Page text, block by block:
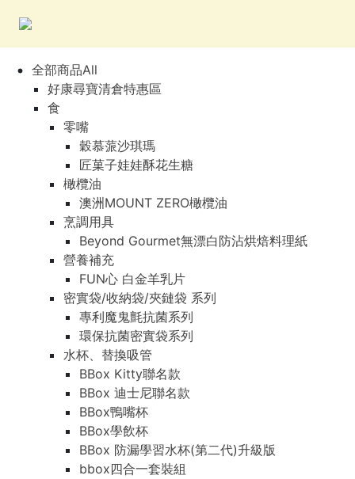
全部商品All
好康尋寶清倉特惠區
食
零嘴
穀慕蒎沙琪瑪
匠菓子娃娃酥花生糖
橄欖油
澳洲MOUNT ZERO橄欖油
烹調用具
Beyond Gourmet無漂白防沾烘焙料理紙
營養補充
FUN心 白金羊乳片
密實袋/收納袋/夾鏈袋 系列
專利魔鬼氈抗菌系列
環保抗菌密實袋系列
水杯、替換吸管
BBox Kitty聯名款
BBox 迪士尼聯名款
BBox鴨嘴杯
BBox學飲杯
BBox 防漏學習水杯(第二代)升級版
bbox四合一套裝組